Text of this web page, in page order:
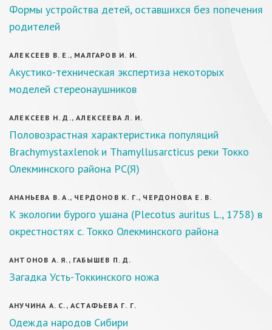
Формы устройства детей, оставшихся без попечения
родителей
АЛЕКСЕЕВ В. Е., МАЛГАРОВ И. И.
Акустико-техническая экспертиза некоторых
моделей стереонаушников
АЛЕКСЕЕВ Н. Д., АЛЕКСЕЕВА Л. И.
Половозрастная характеристика популяций
Brachymystaxlenok и Thamyllusarcticus реки Токко
Олекминского района РС(Я)
АНАНЬЕВА В. А., ЧЕРДОНОВ К. Г., ЧЕРДОНОВА Е. В.
К экологии бурого ушана (Plecotus auritus L., 1758) в
окрестностях с. Токко Олекминского района
АНТОНОВ А. Я., ГАБЫШЕВ П. Д.
Загадка Усть-Токкинского ножа
АНУЧИНА А. С., АСТАФЬЕВА Г. Г.
Одежда народов Сибири